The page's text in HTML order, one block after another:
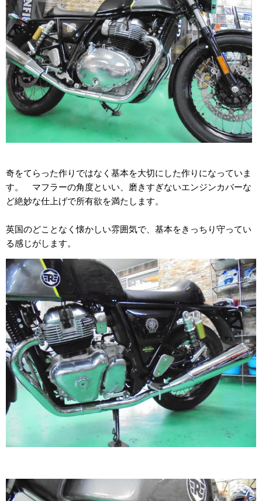
奇をてらった作りではなく基本を大切にした作りになっていま
す。 マフラーの角度といい、磨きすぎないエンジンカバーな
ど絶妙な仕上げで所有欲を満たします。
英国のどことなく懐かしい雰囲気で、基本をきっちり守ってい
る感じがします。